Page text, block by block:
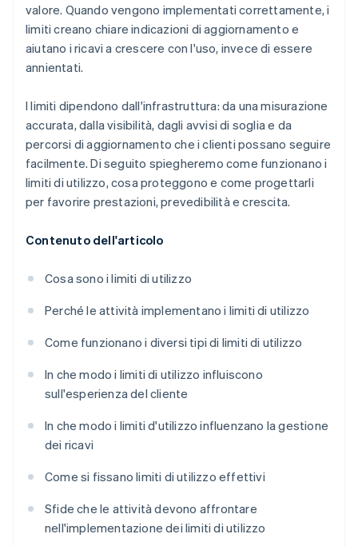
valore. Quando vengono implementati correttamente, i
limiti creano chiare indicazioni di aggiornamento e
aiutano i ricavi a crescere con l'uso, invece di essere
annientati.
I limiti dipendono dall'infrastruttura: da una misurazione
accurata, dalla visibilità, dagli avvisi di soglia e da
percorsi di aggiornamento che i clienti possano seguire
facilmente. Di seguito spiegheremo come funzionano i
limiti di utilizzo, cosa proteggono e come progettarli
per favorire prestazioni, prevedibilità e crescita.
Contenuto dell'articolo
Cosa sono i limiti di utilizzo
Perché le attività implementano i limiti di utilizzo
Come funzionano i diversi tipi di limiti di utilizzo
In che modo i limiti di utilizzo influiscono
sull'esperienza del cliente
In che modo i limiti d'utilizzo influenzano la gestione
dei ricavi
Come si fissano limiti di utilizzo effettivi
Sfide che le attività devono affrontare
nell'implementazione dei limiti di utilizzo